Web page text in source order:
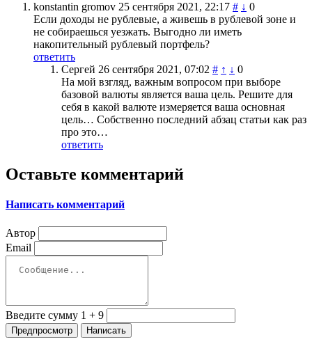
konstantin gromov 25 сентября 2021, 22:17 # ↓ 0
Если доходы не рублевые, а живешь в рублевой зоне и
не собираешься уезжать. Выгодно ли иметь
накопительный рублевый портфель?
ответить
Сергей 26 сентября 2021, 07:02 # ↑ ↓ 0
На мой взгляд, важным вопросом при выборе
базовой валюты является ваша цель. Решите для
себя в какой валюте измеряется ваша основная
цель… Собственно последний абзац статьи как раз
про это…
ответить
Оставьте комментарий
Написать комментарий
Автор
Email
Введите сумму 1 + 9